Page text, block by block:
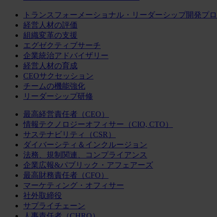
トランスフォーメーショナル・リーダーシップ開発プ
経営人材の評価
組織変革の支援
エグゼクティブサーチ
企業統治アドバイザリー
経営人材の育成
CEOサクセッション
チームの機能強化
リーダーシップ研修
最高経営責任者（CEO）
情報テクノロジーオフィサー（CIO, CTO）
サステナビリティ（CSR）
ダイバーシティ＆インクルージョン
法務、規制関連、コンプライアンス
企業広報&パブリック・アフェアーズ
最高財務責任者（CFO）
マーケティング・オフィサー
社外取締役
サプライチェーン